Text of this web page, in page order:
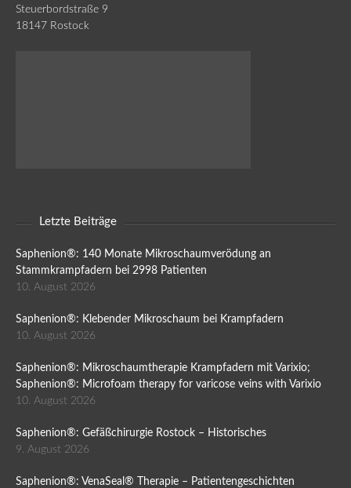
Steuerbordstraße 9
18147 Rostock
Letzte Beiträge
Saphenion®: 140 Monate Mikroschaumverödung an
Stammkrampfadern bei 2998 Patienten
10. August 2026
Saphenion®: Klebender Mikroschaum bei Krampfadern
10. August 2026
Saphenion®: Mikroschaumtherapie Krampfadern mit Varixio;
Saphenion®: Microfoam therapy for varicose veins with Varixio
10. August 2026
Saphenion®: Gefäßchirurgie Rostock – Historisches
9. August 2026
Saphenion®: VenaSeal® Therapie – Patientengeschichten